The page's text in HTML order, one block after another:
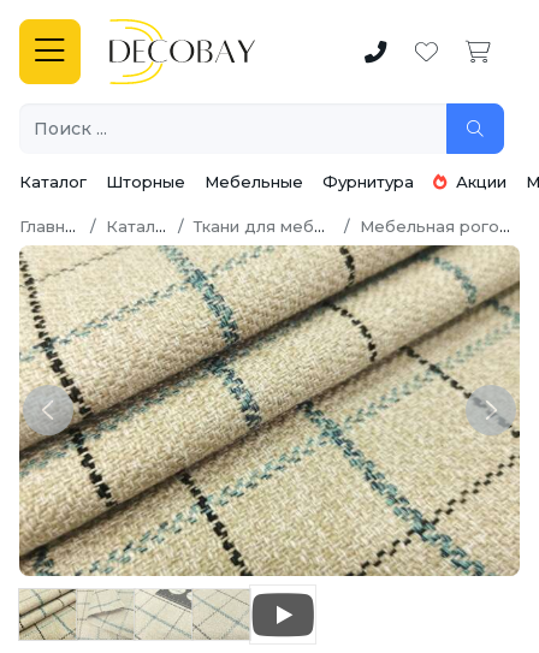
Каталог Шторные Мебельные Фурнитура Акции
Главная Каталог Ткани для мебели Мебельная рогожка
Previous Next